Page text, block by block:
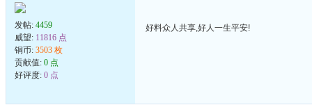
发帖: 4459
威望: 11816 点
铜币: 3503 枚
贡献值: 0 点
好评度: 0 点
好料众人共享,好人一生平安!